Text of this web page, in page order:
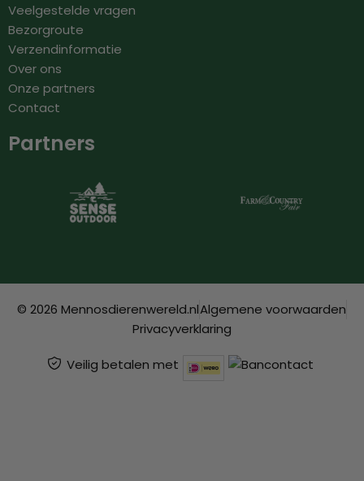
Veelgestelde vragen
Bezorgroute
Verzendinformatie
Over ons
Onze partners
Contact
Partners
© 2026 Mennosdierenwereld.nlAlgemene voorwaarden
Privacyverklaring
Veilig betalen met